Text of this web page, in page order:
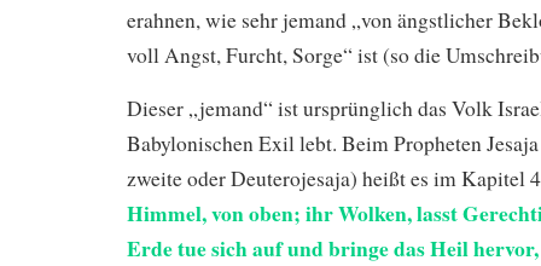
erahnen, wie sehr jemand „von ängstlicher
voll Angst, Furcht, Sorge“ ist (so die
Dieser „jemand“ ist ursprünglich das Volk
Babylonischen Exil lebt. Beim Propheten
zweite oder Deuterojesaja) heißt es im Kapitel
Himmel, von oben; ihr Wolken, lasst
Erde tue sich auf und bringe das Heil hervor,